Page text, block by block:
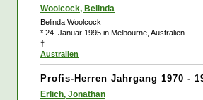
Woolcock, Belinda
Belinda Woolcock
* 24. Januar 1995 in Melbourne, Australien
†
Australien
Profis-Herren Jahrgang 1970 -
Erlich, Jonathan